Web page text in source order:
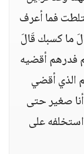
فما أعرف
ما كسبك قَالَ
فدرهم أقضيه
الذي أقضي
صغير حتى
على